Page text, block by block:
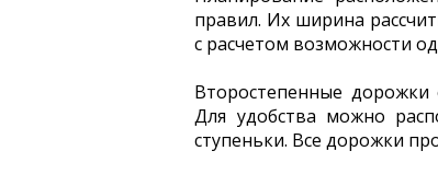
правил. Их ширина
с расчетом возможности
Второстепенные
Для удобства можно
ступеньки. Все дорожки